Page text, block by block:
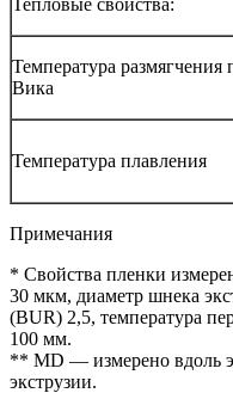
Тепловые свойства:
Температура размягчения
Вика
Температура плавления
Примечания
* Свойства пленки
30 мкм, диаметр шнека
(BUR) 2,5, температура
100 мм.
** MD — измерено вдоль
экструзии.